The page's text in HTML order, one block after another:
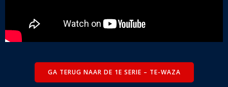
GA TERUG NAAR DE 1E SERIE – TE-WAZA